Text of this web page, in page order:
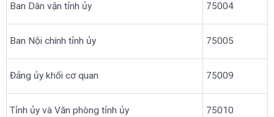
Ban Dân vận tỉnh ủy 75004
Ban Nội chính tỉnh ủy 75005
Đảng ủy khối cơ quan 75009
Tỉnh ủy và Văn phòng tỉnh ủy 75010